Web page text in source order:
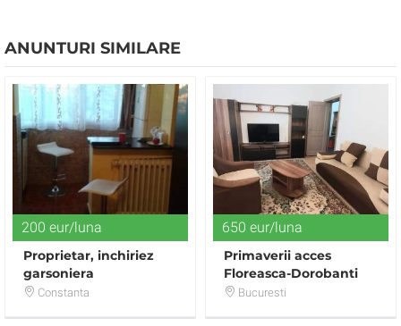
ANUNTURI SIMILARE
200 eur/luna
Proprietar, inchiriez
garsoniera
Constanta
650 eur/luna
Primaverii acces
Floreasca-Dorobanti
apt. 2 cam.mobilat 650
Bucuresti